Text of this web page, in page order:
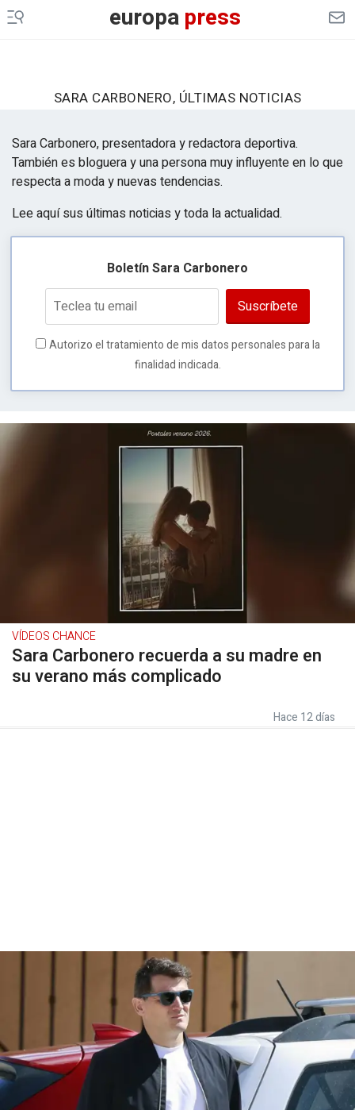
europapress
SARA CARBONERO, ÚLTIMAS NOTICIAS
Sara Carbonero, presentadora y redactora deportiva.
También es blogueray una persona muy influyente en lo que
respecta a moda y nuevas tendencias.
Lee aquí sus últimas noticias y toda la actualidad.
Boletín Sara Carbonero
Suscríbete
Autorizo el tratamiento de mis datos personales para la
finalidad indicada.
VÍDEOS CHANCE
Sara Carbonero recuerda a su madre en
su verano más complicado
Hace 12 días